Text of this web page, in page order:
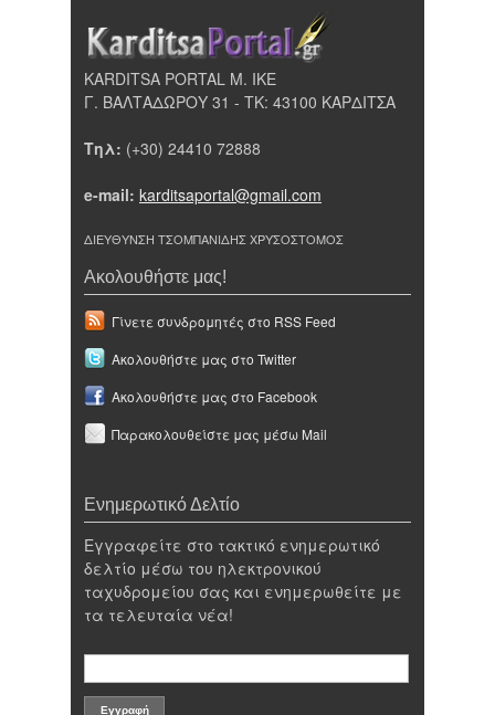
KARDITSA PORTAL Μ. ΙΚΕ
Γ. ΒΑΛΤΑΔΩΡΟΥ 31 - ΤΚ: 43100 ΚΑΡΔΙΤΣΑ
Τηλ: (+30) 24410 72888
e-mail: karditsaportal@gmail.com
ΔΙΕΥΘΥΝΣΗ ΤΣΟΜΠΑΝΙΔΗΣ ΧΡΥΣΟΣΤΟΜΟΣ
Ακολουθήστε μας!
Γίνετε συνδρομητές στο RSS Feed
Ακολουθήστε μας στο Twitter
Ακολουθήστε μας στο Facebook
Παρακολουθείστε μας μέσω Mail
Ενημερωτικό Δελτίο
Εγγραφείτε στο τακτικό ενημερωτικό
δελτίο μέσω του ηλεκτρονικού
ταχυδρομείου σας και ενημερωθείτε με
τα τελευταία νέα!